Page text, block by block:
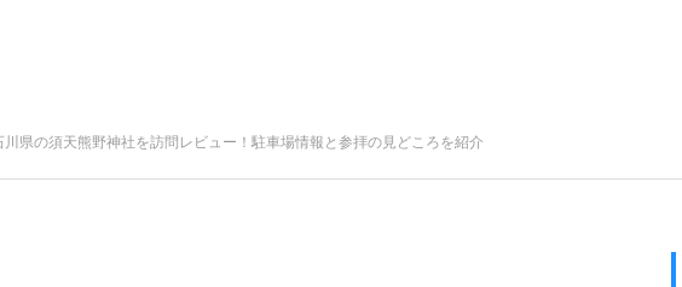
川県の須天熊野神社を訪問レビュー！駐車場情報と参拝の見どころを紹介